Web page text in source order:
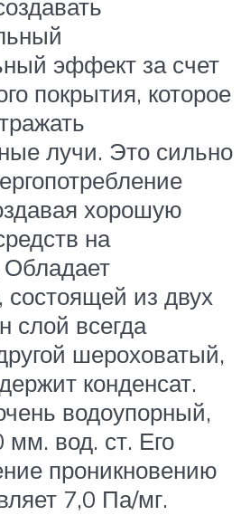
эффект за счет
покрытия, которое
лучи. Это сильно
хорошую
на
Обладает
состоящей из двух
слой всегда
шероховатый,
конденсат.
водоупорный,
мм. вод. ст. Его
проникновению
7,0 Па/мг.